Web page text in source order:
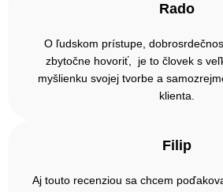
Rado
O ľudskom prístupe,
zbytočne hovoriť, je to človek s
myšlienku svojej tvorbe a
klienta.
Filip
Aj touto recenziou sa chcem